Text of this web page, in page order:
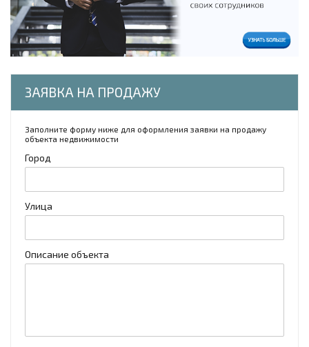
ЗАЯВКА НА ПРОДАЖУ
Заполните форму ниже для оформления заявки на продажу
объекта недвижимости
Город
Улица
Описание объекта